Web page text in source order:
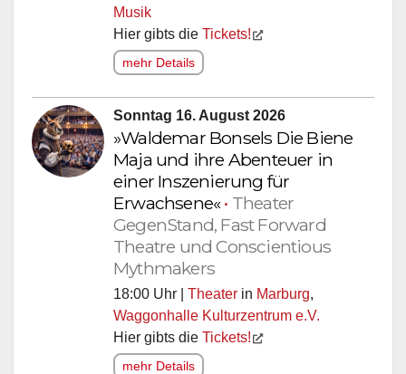
Musik
Hier gibts die Tickets!
mehr Details
Sonntag 16. August 2026
»Waldemar Bonsels Die Biene
Maja und ihre Abenteuer in
einer Inszenierung für
Erwachsene«• Theater
GegenStand, Fast Forward
Theatre und Conscientious
Mythmakers
18:00 Uhr | Theater in Marburg,
Waggonhalle Kulturzentrum e.V.
Hier gibts die Tickets!
mehr Details